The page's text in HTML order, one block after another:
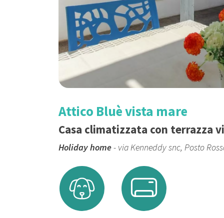
Attico Bluè vista mare
Casa climatizzata con terrazza
Holiday home- via Kenneddy snc, Posto